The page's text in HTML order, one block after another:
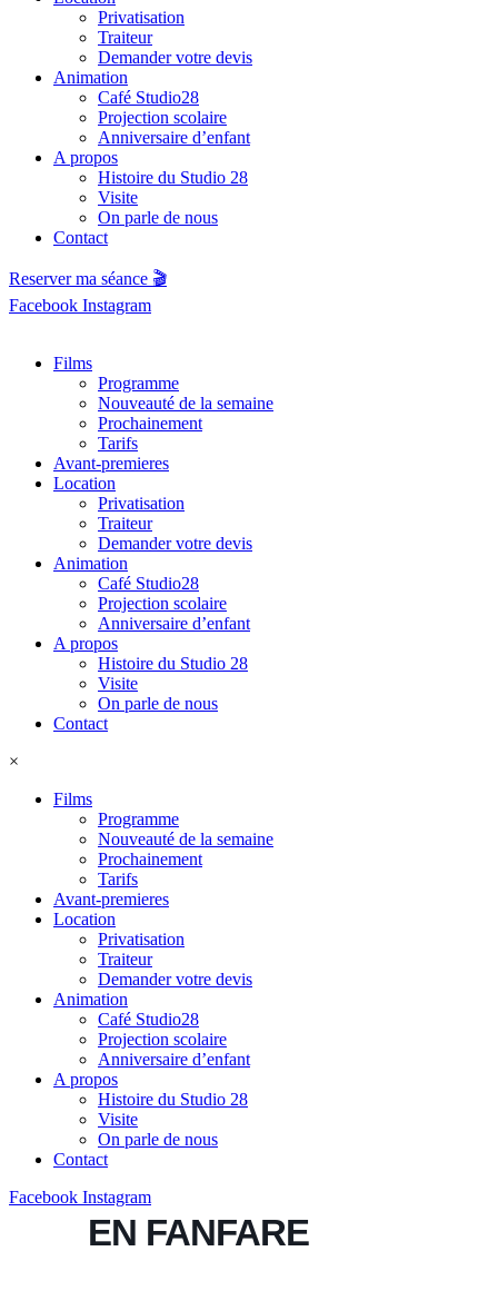
Privatisation
Traiteur
Demander votre devis
Animation
Café Studio28
Projection scolaire
Anniversaire d’enfant
A propos
Histoire du Studio 28
Visite
On parle de nous
Contact
Reserver ma séance 🎬
Facebook Instagram
Films
Programme
Nouveauté de la semaine
Prochainement
Tarifs
Avant-premieres
Location
Privatisation
Traiteur
Demander votre devis
Animation
Café Studio28
Projection scolaire
Anniversaire d’enfant
A propos
Histoire du Studio 28
Visite
On parle de nous
Contact
×
Films
Programme
Nouveauté de la semaine
Prochainement
Tarifs
Avant-premieres
Location
Privatisation
Traiteur
Demander votre devis
Animation
Café Studio28
Projection scolaire
Anniversaire d’enfant
A propos
Histoire du Studio 28
Visite
On parle de nous
Contact
Facebook Instagram
EN FANFARE